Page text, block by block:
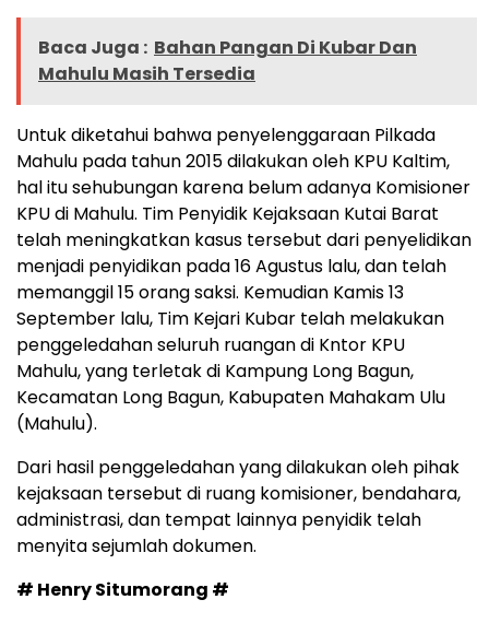
Baca Juga : Bahan Pangan Di Kubar Dan
Mahulu Masih Tersedia
Untuk diketahui bahwa penyelenggaraan Pilkada
Mahulu pada tahun 2015 dilakukan oleh KPU Kaltim,
hal itu sehubungan karena belum adanya Komisioner
KPU di Mahulu. Tim Penyidik Kejaksaan Kutai Barat
telah meningkatkan kasus tersebut dari penyelidikan
menjadi penyidikan pada 16 Agustus lalu, dan telah
memanggil 15 orang saksi. Kemudian Kamis 13
September lalu, Tim Kejari Kubar telah melakukan
penggeledahan seluruh ruangan di Kntor KPU
Mahulu, yang terletak di Kampung Long Bagun,
Kecamatan Long Bagun, Kabupaten Mahakam Ulu
(Mahulu).
Dari hasil penggeledahan yang dilakukan oleh pihak
kejaksaan tersebut di ruang komisioner, bendahara,
administrasi, dan tempat lainnya penyidik telah
menyita sejumlah dokumen.
# Henry Situmorang #